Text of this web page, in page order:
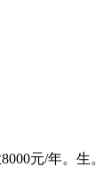
元/年。生。